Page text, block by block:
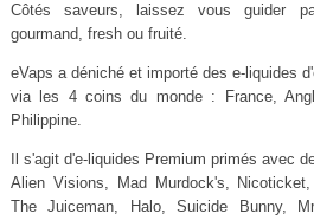
Côtés saveurs, laissez vous guider
gourmand, fresh ou fruité.
eVaps a déniché et importé des e-liquides
via les 4 coins du monde : France,
Philippine.
Il s'agit d'e-liquides Premium primés avec
Alien Visions, Mad Murdock's,
The Juiceman, Halo, Suicide Bunny,